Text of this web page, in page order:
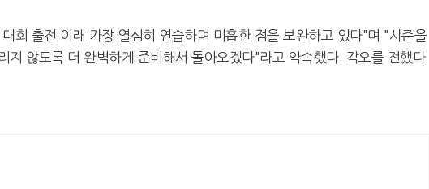
회 출전 이래 가장 열심히 연습하며 미흡한 점을 보완하고 있다"며 "시즌을
지 않도록 더 완벽하게 준비해서 돌아오겠다"라고 약속했다. 각오를 전했다.